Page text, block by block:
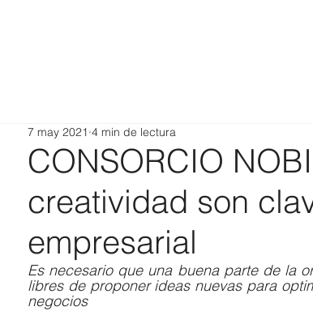
CONSORCIO
creatividad son
empresarial
7 may 2021 4 min de lectura
Es necesario que una buena parte de la
libres de proponer ideas nuevas para
negocios